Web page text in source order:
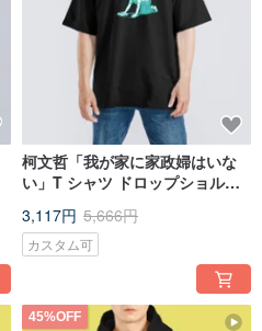
柯文哲「我が家に家政婦はいな
い」T シャツ ドロップショルダ
ットン T ブラック T
3,117円 5,666円
カスタム可
45%OFF